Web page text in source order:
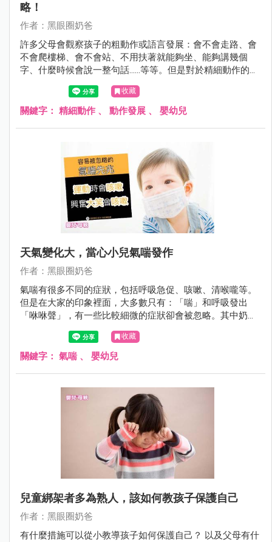
略！
作者：黑眼圈奶爸
許多父母會觀察孩子的粗動作或語言發展：會不會走路、會
不會爬樓梯、會不會站、不用扶著就能夠坐、能夠講幾個
字、什麼時候會說一整句話……等等。但是對於精細動作的觀
察，較容易忽略。
收藏
關鍵字： 精細動作 、 動作發展 、 嬰幼兒
天氣變化大，當心小兒氣喘發作
作者：黑眼圈奶爸
氣喘有很多不同的症狀，包括呼吸急促、咳嗽、清喉嚨等。
但是在大家的印象裡面，大多數只有：「喘」和呼吸發出
「咻咻聲」，有一些比較細微的症狀卻會被忽略。其中奶爸
Dr.的觀察「運動時候會咳嗽」和「笑得太厲害的時候會咳
嗽」是最容易被父母忽略的。
收藏
關鍵字： 氣喘、 嬰幼兒
兒童綁架者多為熟人，該如何教孩子保護自己
作者：黑眼圈奶爸
有什麼措施可以從小教導孩子如何保護自己？ 以及父母有什